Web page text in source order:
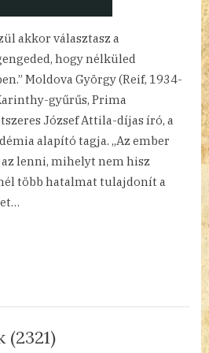
akkor választasz a
hogy nélküled
Moldova György (Reif, 1934-
gyűrűs, Prima
József Attila-díjas író, a
alapító tagja. „Az ember
lenni, mihelyt nem hisz
több hatalmat tulajdonít a